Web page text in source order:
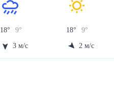
18° 9°
3 м/с
18° 9°
2 м/с